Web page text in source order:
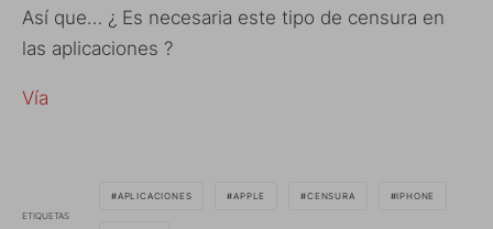
Así que… ¿ Es necesaria este tipo de censura en
las aplicaciones ?
Vía
ETIQUETAS
APLICACIONES APPLE CENSURA IPHONE